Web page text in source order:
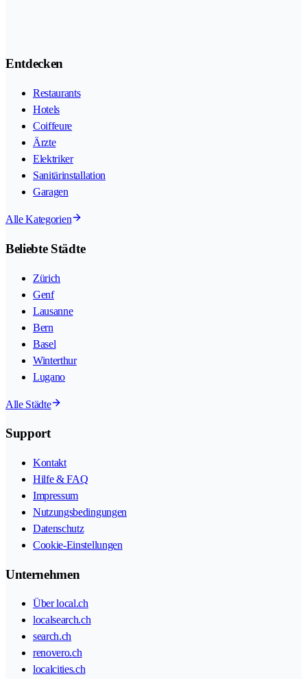
Entdecken
Restaurants
Hotels
Coiffeure
Ärzte
Elektriker
Sanitärinstallation
Garagen
Alle Kategorien
Beliebte Städte
Zürich
Genf
Lausanne
Bern
Basel
Winterthur
Lugano
Alle Städte
Support
Kontakt
Hilfe & FAQ
Impressum
Nutzungsbedingungen
Datenschutz
Cookie-Einstellungen
Unternehmen
Über local.ch
localsearch.ch
search.ch
renovero.ch
localcities.ch